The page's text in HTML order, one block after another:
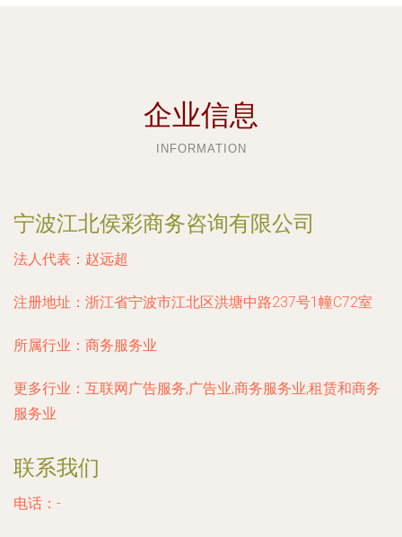
企业信息
INFORMATION
宁波江北侯彩商务咨询有限公司
法人代表： 赵远超
注册地址： 浙江省宁波市江北区洪塘中路237号1幢C72室
所属行业： 商务服务业
更多行业： 互联网广告服务,广告业,商务服务业,租赁和商务
服务业
联系我们
电话：-